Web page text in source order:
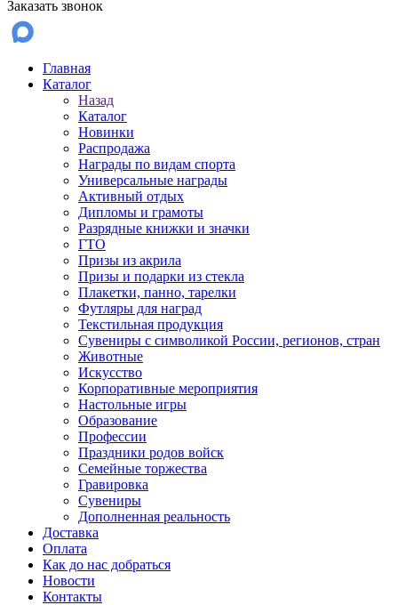
Заказать звонок
Главная
Каталог
Назад
Каталог
Новинки
Распродажа
Награды по видам спорта
Универсальные награды
Активный отдых
Дипломы и грамоты
Разрядные книжки и значки
ГТО
Призы из акрила
Призы и подарки из стекла
Плакетки, панно, тарелки
Футляры для наград
Текстильная продукция
Сувениры с символикой России, регионов, стран
Животные
Искусство
Корпоративные мероприятия
Настольные игры
Образование
Профессии
Праздники родов войск
Семейные торжества
Гравировка
Сувениры
Дополненная реальность
Доставка
Оплата
Как до нас добраться
Новости
Контакты